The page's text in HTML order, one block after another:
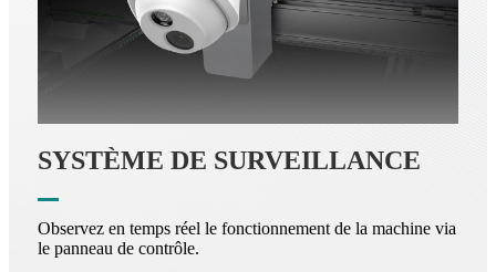
SYSTÈME DE SURVEILLANCE
Observez en temps réel le fonctionnement de la machine via
le panneau de contrôle.